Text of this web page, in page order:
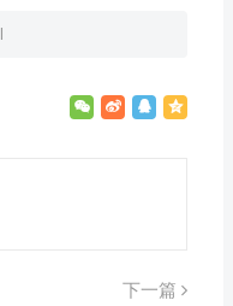
下一篇